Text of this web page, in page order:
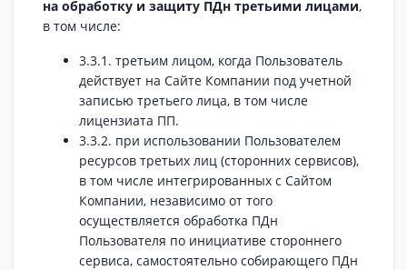
на обработку и защиту ПДн третьими лицами,
в том числе:
3.3.1. третьим лицом, когда Пользователь
действует на Сайте Компании под учетной
записью третьего лица, в том числе
лицензиата ПП.
3.3.2. при использовании Пользователем
ресурсов третьих лиц (сторонних сервисов),
в том числе интегрированных с Сайтом
Компании, независимо от того
осуществляется обработка ПДн
Пользователя по инициативе стороннего
сервиса, самостоятельно собирающего ПДн